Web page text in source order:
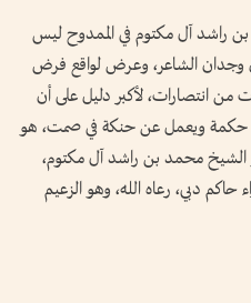
راشد آل مكتوم في الممدوح ليس
وجدان الشاعر، وعرض لواقع فرض
من انتصارات، لأكبر دليل على أن
ويعمل عن حنكة في صمت، هو
محمد بن راشد آل مكتوم،
دبي، رعاه الله، وهو الزعيم